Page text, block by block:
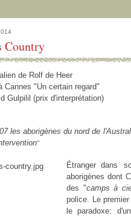
Country
de Rolf de Heer
Cannes "Un certain regard"
Gulpilil (prix d'interprétation)
les aborigènes du nord de
"
Étranger dans
aborigènes dont
des "camps à
police. Le
le paradoxe: